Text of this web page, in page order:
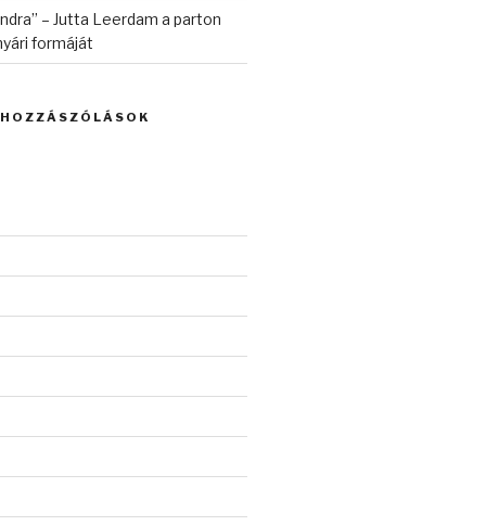
– Jutta Leerdam a parton
formáját